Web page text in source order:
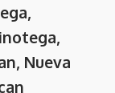
Nueva